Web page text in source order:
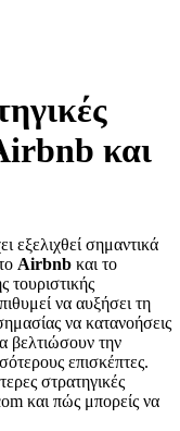
και
εξελιχθεί σημαντικά
Airbnb και το
τουριστικής
να αυξήσει τη
να κατανοήσεις
βελτιώσουν την
επισκέπτες.
στρατηγικές
και πώς μπορείς να